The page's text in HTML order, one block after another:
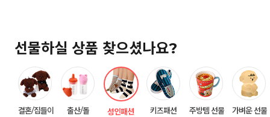
선물하실 상품 찾으셨나요?
결혼/집들이 출산/돌 성인패션 키즈패션 주방템 선물 가벼운 선물